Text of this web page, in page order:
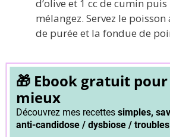
d’olive et 1 cc de cumin puis
mélangez. Servez le poisson
de purée et la fondue de